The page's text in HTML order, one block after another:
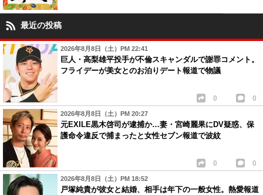
最近の投稿
2026年8月8日（土）PM 22:41
巨人・高梨雄平投手が不倫スキャンダルで謝罪コメント。
フライデーが美女とのお泊りデート報道で物議
0 0
2026年8月8日（土）PM 20:27
元EXILE黒木啓司が逮捕か…妻・宮崎麗果にDV疑惑、保
護命令違反で捕まったと女性セブン報道で波紋
0 0
2026年8月8日（土）PM 18:52
戸塚純貴が彼女と結婚、相手は年下の一般女性。熱愛報道